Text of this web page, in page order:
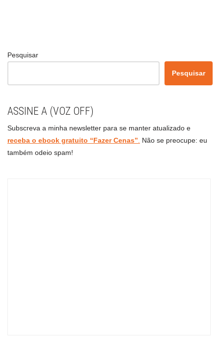
Pesquisar
Pesquisar
ASSINE A (VOZ OFF)
Subscreva a minha newsletter para se manter atualizado e
receba o ebook gratuito “Fazer Cenas”
Não se preocupe: eu
também odeio spam!